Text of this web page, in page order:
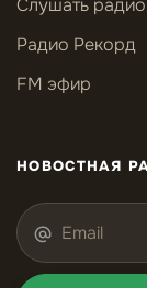
Слушать радио
Радио Рекорд
FM эфир
НОВОСТНАЯ